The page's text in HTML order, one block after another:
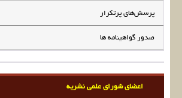
پرسش‌های پرتکرار
صدور گواهینامه ها
اعضای شورای علمی نشریه